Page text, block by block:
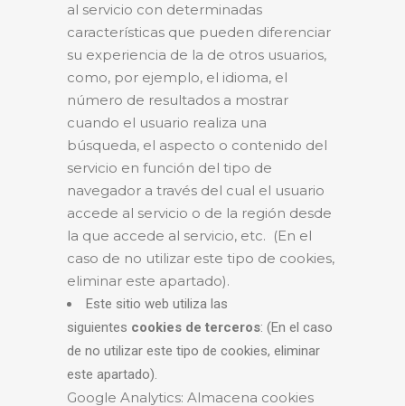
al servicio con determinadas
características que pueden diferenciar
su experiencia de la de otros usuarios,
como, por ejemplo, el idioma, el
número de resultados a mostrar
cuando el usuario realiza una
búsqueda, el aspecto o contenido del
servicio en función del tipo de
navegador a través del cual el usuario
accede al servicio o de la región desde
la que accede al servicio, etc. (En el
caso de no utilizar este tipo de cookies,
eliminar este apartado).
Este sitio web utiliza las
siguientes cookies de terceros: (En el caso
de no utilizar este tipo de cookies, eliminar
este apartado).
Google Analytics: Almacena cookies